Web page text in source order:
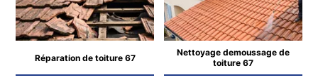
Réparation de toiture 67
Nettoyage demoussage de
toiture 67